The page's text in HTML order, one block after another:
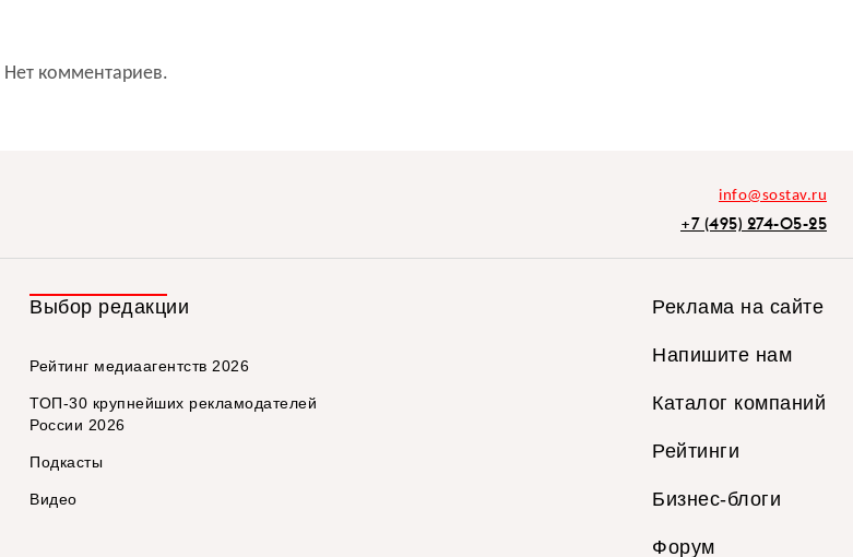
Нет комментариев.
info@sostav.ru
+7 (495) 274-05-25
Выбор редакции
Рейтинг медиаагентств 2026
ТОП-30 крупнейших рекламодателей
России 2026
Подкасты
Видео
Реклама на сайте
Напишите нам
Каталог компаний
Рейтинги
Бизнес-блоги
Форум